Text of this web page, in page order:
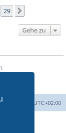
29
Gehe zu
Zeiten sind UTC+02:00